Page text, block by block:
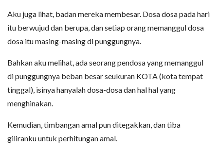
Aku juga lihat, badan mereka membesar. Dosa dosa pada hari
itu berwujud dan berupa, dan setiap orang memanggul dosa
dosa itu masing-masing di punggungnya.
Bahkan aku melihat, ada seorang pendosa yang memanggul
di punggungnya beban besar seukuran KOTA (kota tempat
tinggal), isinya hanyalah dosa-dosa dan hal hal yang
menghinakan.
Kemudian, timbangan amal pun ditegakkan, dan tiba
giliranku untuk perhitungan amal.